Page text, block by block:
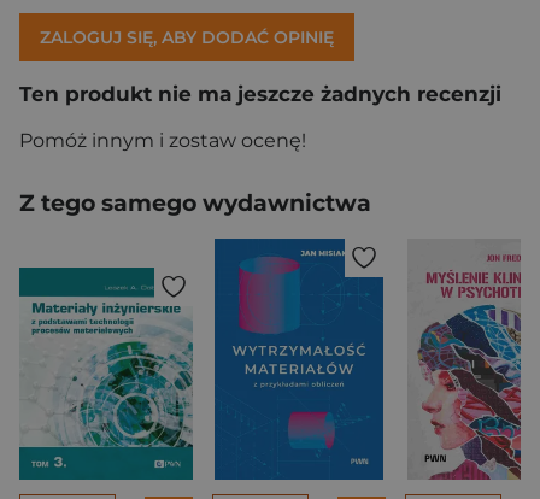
ZALOGUJ SIĘ, ABY DODAĆ OPINIĘ
Ten produkt nie ma jeszcze żadnych recenzji
Pomóż innym i zostaw ocenę!
Z tego samego wydawnictwa